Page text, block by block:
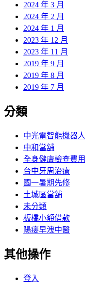
2024 年 3 月
2024 年 2 月
2024 年 1 月
2023 年 12 月
2023 年 11 月
2019 年 9 月
2019 年 8 月
2019 年 7 月
分類
中光電智能機器人
中和當舖
全身健康檢查費用
台中牙周治療
國一暑期先修
土城區當舖
未分類
板橋小額借款
陽痿早洩中醫
其他操作
登入